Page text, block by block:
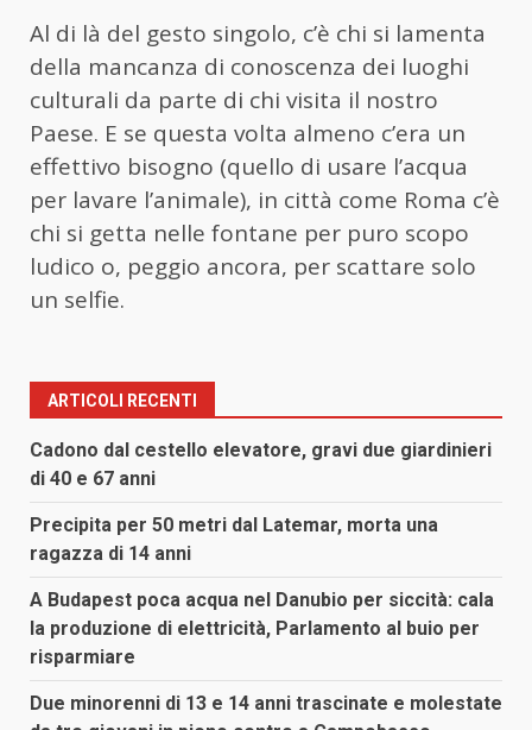
Al di là del gesto singolo, c’è chi si lamenta
della mancanza di conoscenza dei luoghi
culturali da parte di chi visita il nostro
Paese. E se questa volta almeno c’era un
effettivo bisogno (quello di usare l’acqua
per lavare l’animale), in città come Roma c’è
chi si getta nelle fontane per puro scopo
ludico o, peggio ancora, per scattare solo
un selfie.
ARTICOLI RECENTI
Cadono dal cestello elevatore, gravi due giardinieri
di 40 e 67 anni
Precipita per 50 metri dal Latemar, morta una
ragazza di 14 anni
A Budapest poca acqua nel Danubio per siccità: cala
la produzione di elettricità, Parlamento al buio per
risparmiare
Due minorenni di 13 e 14 anni trascinate e molestate